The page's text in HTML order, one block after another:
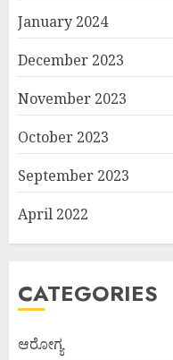
January 2024
December 2023
November 2023
October 2023
September 2023
April 2022
CATEGORIES
ಆರೋಗ್ಯ